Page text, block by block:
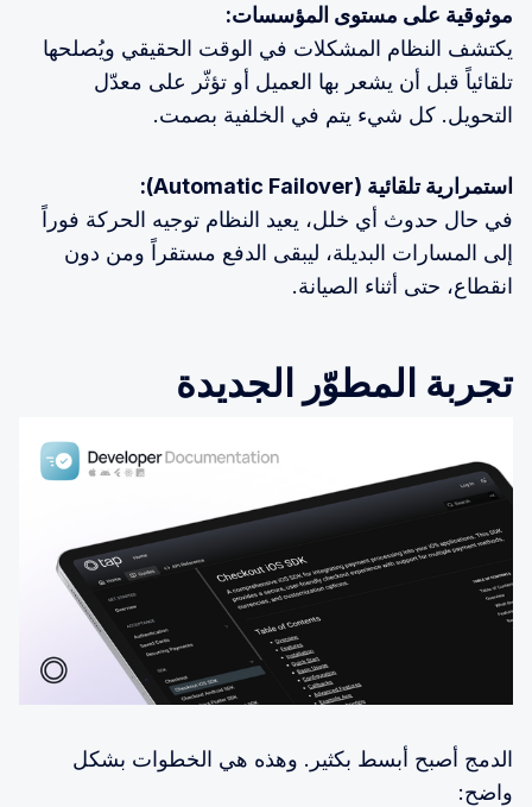
موثوقية على مستوى المؤسسات:
يكتشف النظام المشكلات في الوقت الحقيقي ويُصلحها
تلقائياً قبل أن يشعر بها العميل أو تؤثّر على معدّل
التحويل. كل شيء يتم في الخلفية بصمت.
استمرارية تلقائية (Automatic Failover):
في حال حدوث أي خلل، يعيد النظام توجيه الحركة فوراً
إلى المسارات البديلة، ليبقى الدفع مستقراً ومن دون
انقطاع، حتى أثناء الصيانة.
تجربة المطوّر الجديدة
الدمج أصبح أبسط بكثير. وهذه هي الخطوات بشكل
واضح: